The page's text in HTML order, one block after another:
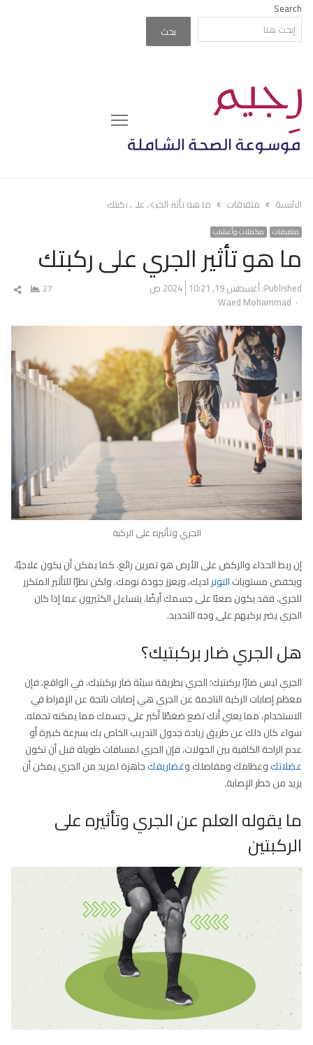
Search
بحث
Menu
الرئيسة متفرقات ما هو تأثير الجري على ركبتك
متفرقات مكملات وأعشاب
ما هو تأثير الجري على ركبتك
Published: أغسطس 19, 2024 10:21 ص
Author
Waed Mohammad
27
الجري وتأثيره على الركبة
إن ربط الحذاء والركض على الأرض هو تمرين رائع. كما يمكن أن يكون علاجيًا،
ويخفض مستوياتالتوترلديك، ويعزز جودة نومك. ولكن نظرًا للتأثير المتكرر
للجري، فقد يكون صعبًا على جسمك أيضًا. يتساءل الكثيرون عما إذا كان
الجري يضر بركبهم على وجه التحديد.
هل الجري ضار بركبتيك؟
الجري ليس ضارًا بركبتيك؛ الجري بطريقة سيئة ضار بركبتيك. في الواقع، فإن
معظم إصابات الركبة الناجمة عن الجري هي إصابات ناتجة عن الإفراط في
الاستخدام، مما يعني أنك تضع ضغطًا أكبر على جسمك مما يمكنه تحمله.
سواء كان ذلك عن طريق زيادة جدول التدريب الخاص بك بسرعة كبيرة أو
عدم الراحة الكافية بين الجولات، فإن الجري لمسافات طويلة قبل أن تكون
عضلاتكوعظامك ومفاصلك وغضاريفكجاهزة لمزيد من الجري يمكن أن
يزيد من خطر الإصابة.
ما يقوله العلم عن الجري وتأثيره على
الركبتين